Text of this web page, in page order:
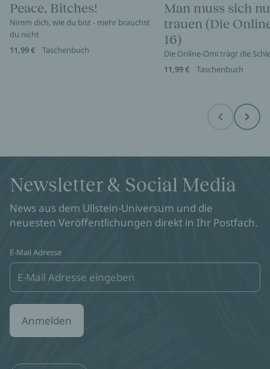
Peace, Bitches!
Nimm dich, wie du bist - mehr brauchst
du nicht
11,99 €
Taschenbuch
Man muss sich
trauen (Die
16)
Die Online-Omi trägt die
11,99 €
Taschenbuch
Before Next
Newsletter & Social Media
News aus dem Ullstein-Universum und die
neuesten Veröffentlichungen direkt in Ihr Postfach.
E-Mail Adresse
Anmelden